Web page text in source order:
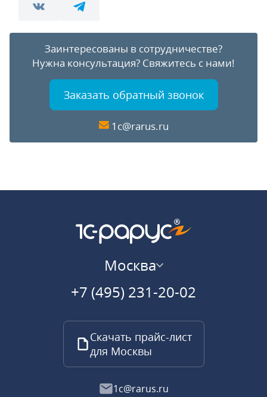
Заинтересованы в сотрудничестве?
Нужна консультация? Свяжитесь с нами!
Заказать обратный звонок
1c@rarus.ru
Москва
+7 (495) 231-20-02
Скачать прайс-лист
для Москвы
1c@rarus.ru